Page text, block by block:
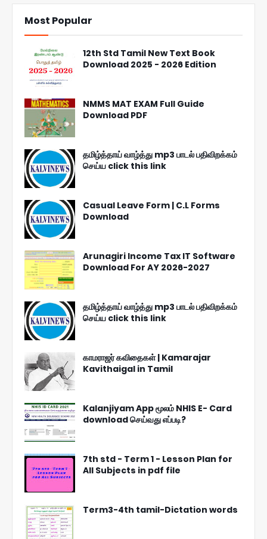
Most Popular
12th Std Tamil New Text Book
Download 2025 - 2026 Edition
NMMS MAT EXAM Full Guide
Download PDF
தமிழ்த்தாய் வாழ்த்து mp3 பாடல் பதிவிறக்கம்
செய்ய click this link
Casual Leave Form | C.L Forms
Download
Arunagiri Income Tax IT Software
Download For AY 2026-2027
தமிழ்த்தாய் வாழ்த்து mp3 பாடல் பதிவிறக்கம்
செய்ய click this link
காமராஜர் கவிதைகள் | Kamarajar
Kavithaigal in Tamil
Kalanjiyam App மூலம் NHIS E- Card
download செய்வது எப்படி?
7th std - Term 1 - Lesson Plan for
All Subjects in pdf file
Term3-4th tamil-Dictation words